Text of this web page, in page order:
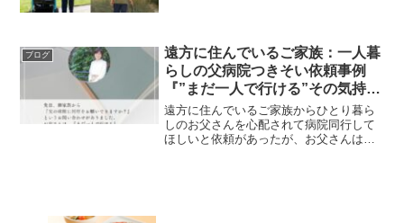
かりやすく解説します。
ブログ
遠方に住んでいるご家族：一人暮
らしの父病院つきそい依頼事例
『”まだ一人で行ける”その気持ち
のそばで』
遠方に住んでいるご家族からひとり暮ら
しのお父さんを心配されて病院同行して
ほしいと依頼があったが、お父さんは